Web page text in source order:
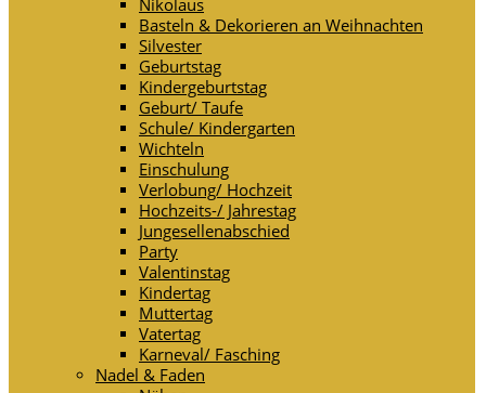
Nikolaus
Basteln & Dekorieren an Weihnachten
Silvester
Geburtstag
Kindergeburtstag
Geburt/ Taufe
Schule/ Kindergarten
Wichteln
Einschulung
Verlobung/ Hochzeit
Hochzeits-/ Jahrestag
Jungesellenabschied
Party
Valentinstag
Kindertag
Muttertag
Vatertag
Karneval/ Fasching
Nadel & Faden